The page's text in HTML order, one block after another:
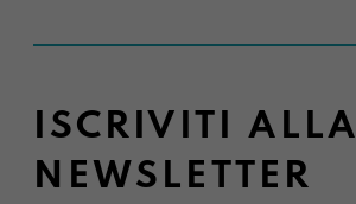
ISCRIVITI ALLA
NEWSLETTER